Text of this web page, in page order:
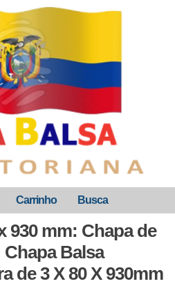
Carrinho Busca
930 mm: Chapa de
Chapa Balsa
de 3 X 80 X 930mm